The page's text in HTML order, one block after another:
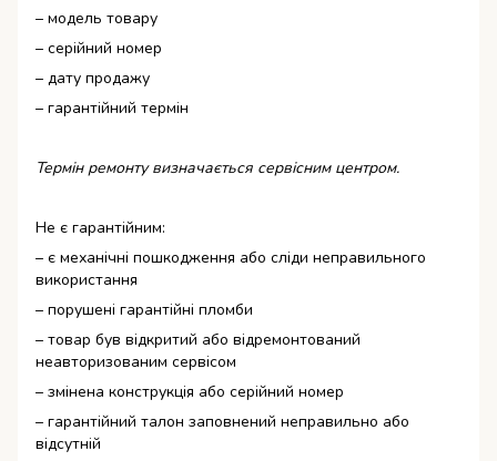
– модель товару
– серійний номер
– дату продажу
– гарантійний термін
Термін ремонту визначається сервісним центром.
Не є гарантійним:
– є механічні пошкодження або сліди неправильного
використання
– порушені гарантійні пломби
– товар був відкритий або відремонтований
неавторизованим сервісом
– змінена конструкція або серійний номер
– гарантійний талон заповнений неправильно або
відсутній